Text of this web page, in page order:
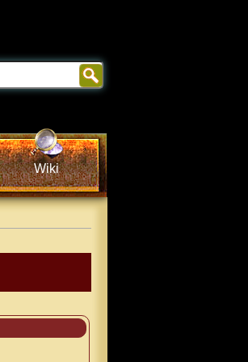
Wiki